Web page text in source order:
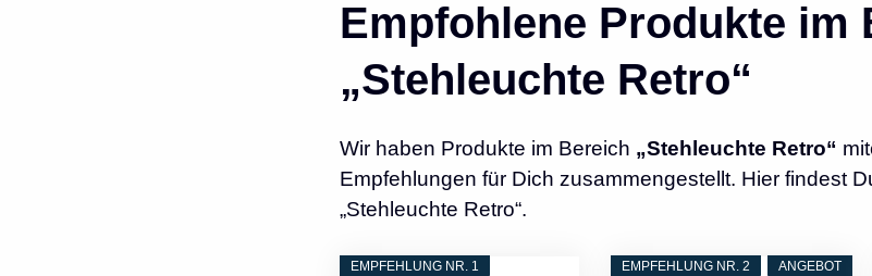
Empfohlene Produkte im
„Stehleuchte Retro“
Wir haben Produkte im Bereich „Stehleuchte Retro“
Empfehlungen für Dich zusammengestellt. Hier findest
„Stehleuchte Retro“.
EMPFEHLUNG NR. 1 ANGEBOT
EMPFEHLUNG NR. 2